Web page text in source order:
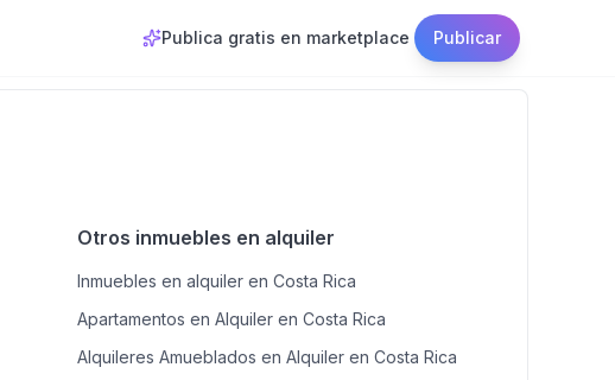
Publica gratis en marketplace Publicar
Otros inmuebles en alquiler
Inmuebles en alquiler en Costa Rica
Apartamentos en Alquiler en Costa Rica
Alquileres Amueblados en Alquiler en Costa Rica